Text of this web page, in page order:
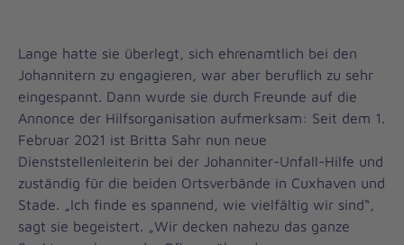
Lange hatte sie überlegt, sich ehrenamtlich bei den
Johannitern zu engagieren, war aber beruflich zu sehr
eingespannt. Dann wurde sie durch Freunde auf die
Annonce der Hilfsorganisation aufmerksam: Seit dem 1.
Februar 2021 ist Britta Sahr nun neue
Dienststellenleiterin bei der Johanniter-Unfall-Hilfe und
zuständig für die beiden Ortsverbände in Cuxhaven und
Stade. „Ich finde es spannend, wie vielfältig wir sind“,
sagt sie begeistert. „Wir decken nahezu das ganze